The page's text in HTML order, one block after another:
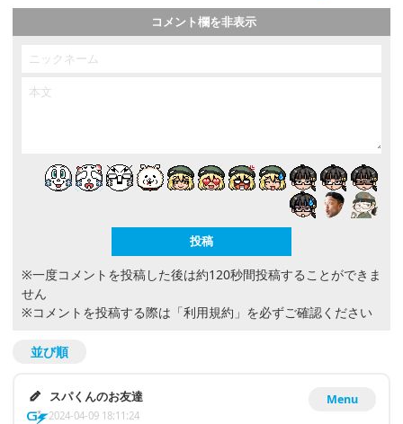
コメント欄を非表示
※一度コメントを投稿した後は約120秒間投稿することができま
せん
※コメントを投稿する際は 「利用規約」 を必ずご確認ください
並び順
Menu
スパくんのお友達
2024-04-09 18:11:24